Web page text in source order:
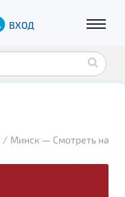
ВХОД
Минск — Смотреть на